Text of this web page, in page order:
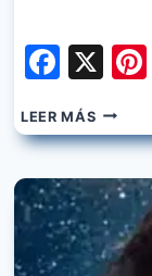
X
LEER MÁSDANNY
OCEAN
–
LO
QUE